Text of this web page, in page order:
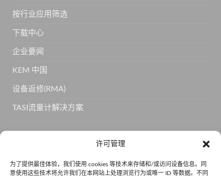
许可管理
为了提供最佳体验，我们使用 cookies 等技术来存储和/或访问设备信息。同
意使用这些技术将允许我们在本网站上处理浏览行为或唯一 ID 等数据。不同
按行业应用筛选
下载中心
企业要闻
KEM 中国
设备返修(RMA)
TASI流量计解决方案
订阅 KEM 获取更多产品信息